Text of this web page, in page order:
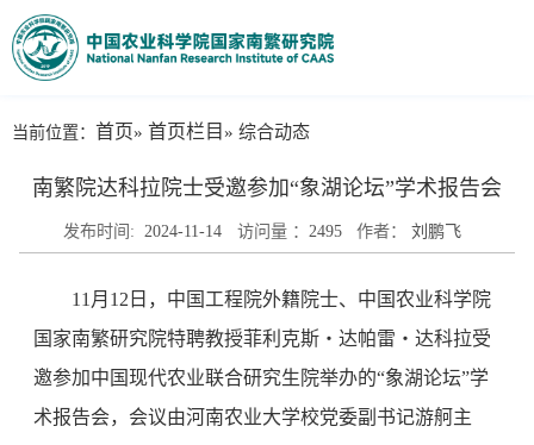
当前位置： 首页» 首页栏目» 综合动态
南繁院达科拉院士受邀参加“象湖论坛”学术报告会
发布时间: 2024-11-14 访问量 ： 2495 作者： 刘鹏飞
11月12日，中国工程院外籍院士、中国农业科学院
国家南繁研究院特聘教授菲利克斯・达帕雷・达科拉受
邀参加中国现代农业联合研究生院举办的“象湖论坛”学
术报告会，会议由河南农业大学校党委副书记游舸主